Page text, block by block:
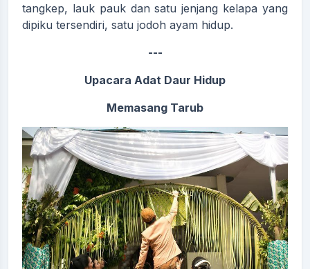
tangkep, lauk pauk dan satu jenjang kelapa yang
dipiku tersendiri, satu jodoh ayam hidup.
---
Upacara Adat Daur Hidup
Memasang Tarub